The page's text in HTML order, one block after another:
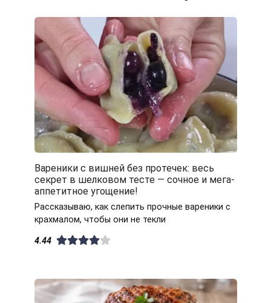
Вареники с вишней без протечек: весь
секрет в шелковом тесте — сочное и мега-
аппетитное угощение!
Рассказываю, как слепить прочные вареники с
крахмалом, чтобы они не текли
4.44